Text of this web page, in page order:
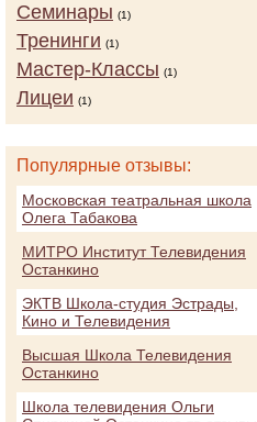
Семинары (1)
Тренинги (1)
Мастер-Классы (1)
Лицеи (1)
Популярные отзывы:
Московская театральная школа
Олега Табакова
МИТРО Институт Телевидения
Останкино
ЭКТВ Школа-студия Эстрады,
Кино и Телевидения
Высшая Школа Телевидения
Останкино
Школа телевидения Ольги